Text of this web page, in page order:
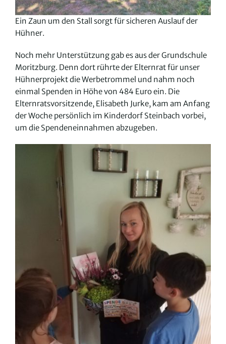
Ein Zaun um den Stall sorgt für sicheren Auslauf der
Hühner.
Noch mehr Unterstützung gab es aus der Grundschule
Moritzburg. Denn dort rührte der Elternrat für unser
Hühnerprojekt die Werbetrommel und nahm noch
einmal Spenden in Höhe von 484 Euro ein. Die
Elternratsvorsitzende, Elisabeth Jurke, kam am Anfang
der Woche persönlich im Kinderdorf Steinbach vorbei,
um die Spendeneinnahmen abzugeben.